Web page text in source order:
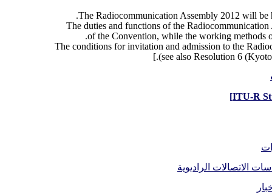
The duties and functions of the
of the Convention, while the working
The conditions for invitation and admission to the
الاتصالات الراديوية